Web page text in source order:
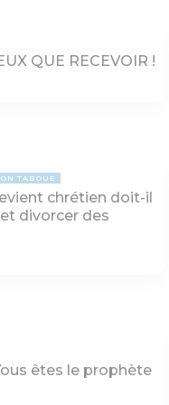
QUE RECEVOIR !
TABOUE
chrétien doit-il
divorcer des
êtes le prophète